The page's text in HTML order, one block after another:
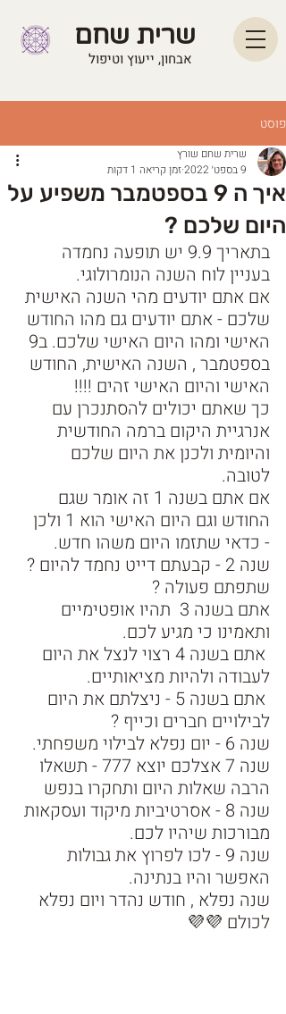
אבחון, ייעוץ וטיפול
פוסט
איך ה 9 בספטמבר משפיע על
היום שלכם ?
שרית שחם שורץ
9 בספט׳ 2022
זמן קריאה 1 דקות
בתאריך 9.9 יש תופעה נחמדה
בעניין לוח השנה הנומרולוגי.
אם אתם יודעים מהי השנה האישית
שלכם - אתם יודעים גם מהו החודש
בספטמבר , השנה האישית, החודש
האישי והיום האישי זהים !!!!
כך שאתם יכולים להסתנכרן עם
אנרגיית היקום ברמה החודשית
והיומית ולכנן את היום שלכם
לטובה.
אם אתם בשנה 1 זה אומר שגם
החודש וגם היום האישי הוא 1 ולכן
- כדאי שתזמו היום משהו חדש.
שנה 2 - קבעתם דייט נחמד להיום ?
שתפתם פעולה ?
אתם בשנה 3  תהיו אופטימיים
ותאמינו כי מגיע לכם.
אתם בשנה 4 רצוי לנצל את היום
לעבודה ולהיות מציאותיים.
אתם בשנה 5 - ניצלתם את היום
לבילויים חברים וכייף ?
שנה 6 - יום נפלא לבילוי משפחתי.
שנה 7 אצלכם יוצא 777 - תשאלו
הרבה שאלות היום ותחקרו בנפש
שנה 8 - אסרטיביות מיקוד ועסקאות
מבורכות שיהיו לכם.
שנה 9 - לכו לפרוץ את גבולות
האפשר והיו בנתינה.
שנה נפלא , חודש נהדר ויום נפלא
לכולם 💜💜